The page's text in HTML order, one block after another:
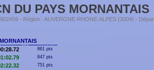
DU PAYS MORNANTAIS
- Région : AUVERGNE-RHONE-ALPES (3004) -
861 pts
847 pts
751 pts